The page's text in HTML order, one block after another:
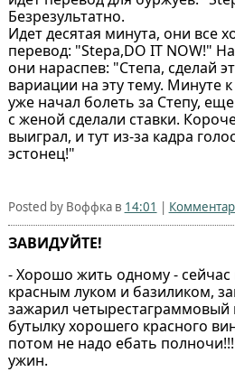
Безрезультатно.
Идет десятая минута, они все
перевод: "Stepa,DO IT NOW!"
они нараспев: "Степа, сделай
вариации на эту тему. Минуте
уже начал болеть за Степу,
с женой сделали ставки.
выиграл, и тут из-за кадра
эстонец!"
Posted by Воффка в 14:01 |
ЗАВИДУЙТЕ!
- Хорошо жить одному -
красным луком и базиликом,
зажарил четырестаграммовый
бутылку хорошего красного
потом не надо ебать
ужин.